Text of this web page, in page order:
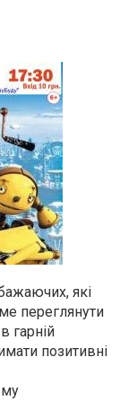
які
переглянути
гарній
позитивні